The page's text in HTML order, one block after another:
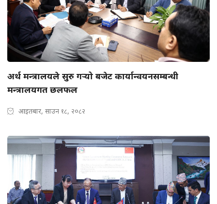
अर्थ मन्त्रालयले सुरु गर्‍यो बजेट कार्यान्वयनसम्बन्धी
मन्त्रालयगत छलफल
आइतबार, साउन १८, २०८२